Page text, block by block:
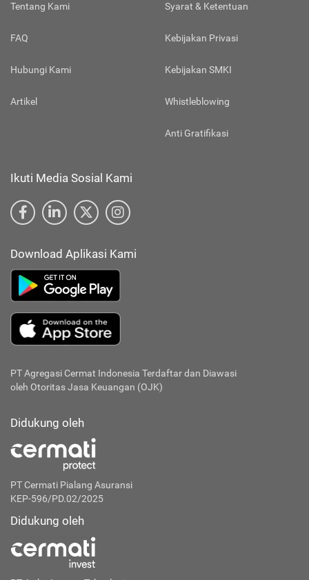
Tentang Kami
FAQ
Hubungi Kami
Artikel
Syarat & Ketentuan
Kebijakan Privasi
Kebijakan SMKI
Whistleblowing
Anti Gratifikasi
Ikuti Media Sosial Kami
Download Aplikasi Kami
PT Agregasi Cermat Indonesia Terdaftar dan Diawasi
oleh Otoritas Jasa Keuangan (OJK)
Didukung oleh
PT Cermati Pialang Asuransi
KEP-596/PD.02/2025
Didukung oleh